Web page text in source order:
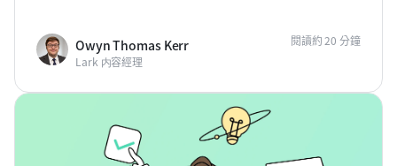
Owyn Thomas Kerr
Lark 内容經理
閱讀約 20 分鐘